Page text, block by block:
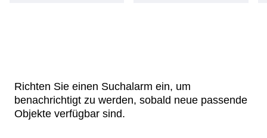
Richten Sie einen Suchalarm ein, um
benachrichtigt zu werden, sobald neue passende
Objekte verfügbar sind.